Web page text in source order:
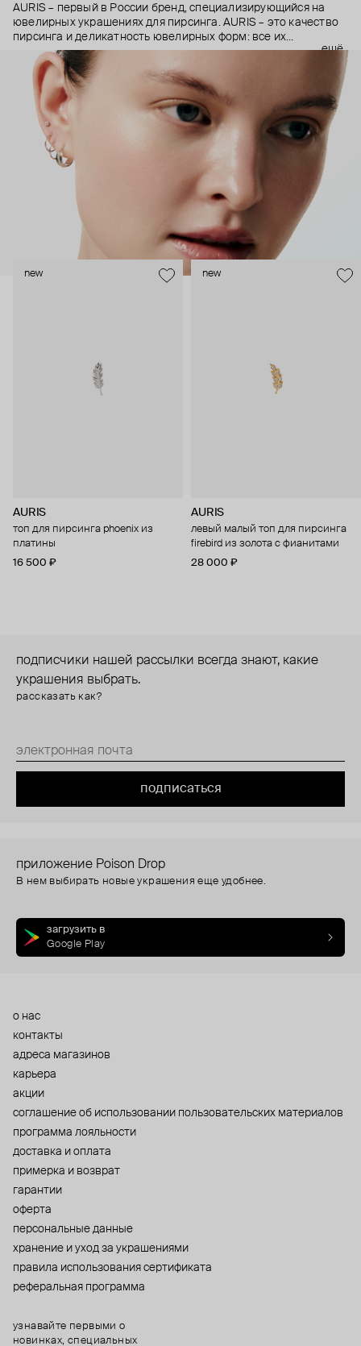
AURIS – первый в России бренд, специализирующийся на
ювелирных украшениях для пирсинга. AURIS – это качество
пирсинга и деликатность ювелирных форм: все их
украшения ручной работы. В процессе создания участвуют
как профессиональные пирсеры (они отвечают за
безопасность и эргономичность пирсинга), так и ювелирные
стилисты (благодаря им дизайн соответствует трендам, а
украшения легко сочетаются между собой).
Украшения AURIS – для тех, кто открыто выражает себя, но
делает это интеллигентно и по-взрослому.
ещё
new
AURIS
топ для пирсинга phoenix из
платины
16 500 ₽
new
AURIS
левый малый топ для пирсинга
firebird из золота с фианитами
28 000 ₽
подписчики нашей рассылки всегда знают, какие
украшения выбрать.
рассказать как?
подписаться
приложение Poison Drop
В нем выбирать новые украшения еще удобнее.
загрузить в
Google Play
о нас
контакты
адреса магазинов
карьера
акции
cоглашение об использовании пользовательских материалов
программа лояльности
доставка и оплата
примерка и возврат
гарантии
оферта
персональные данные
хранение и уход за украшениями
правила использования сертификата
реферальная программа
узнавайте первыми о
новинках, специальных